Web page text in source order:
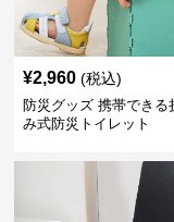
¥2,960 (税込)
防災グッズ 携帯できる
み式防災トイレット